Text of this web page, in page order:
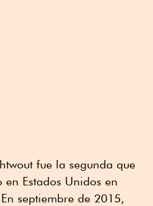
fue la segunda que
Estados Unidos en
septiembre de 2015,